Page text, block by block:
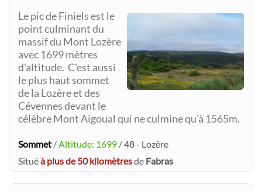
Le pic de Finiels est le
point culminant du
massif du Mont Lozère
avec 1699 mètres
d'altitude. C'est aussi
le plus haut sommet
de la Lozère et des
Cévennes devant le
célèbre Mont Aigoual qui ne culmine qu'à 1565m.
Sommet / Altitude: 1699 / 48 - Lozère
Situéà plus de 50 kilomètresde Fabras